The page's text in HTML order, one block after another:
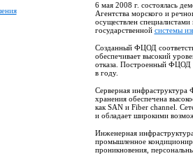
6 мая 2008 г. состоялась
Агентства морского и
осуществлен
государственной системы
Созданный ФЦОД
обеспечивает высокий
отказа. Построенный ФЦОД
в году.
Серверная инфраструктура
хранения обеспечена
как SAN и Fiber channel.
и обладает широкими
Инженерная
промышленное
проникновения,